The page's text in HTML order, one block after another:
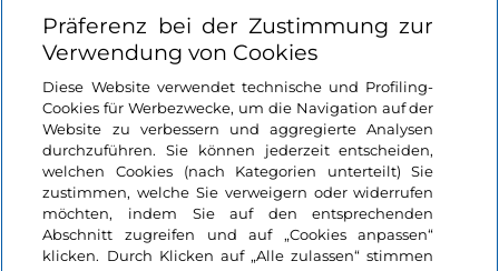
Nützliche Links
Login
Bleiben wir in Kontakt
Präferenz bei der Zustimmung zur
Verwendung von Cookies
Diese Website verwendet technische und Profiling-
Cookies für Werbezwecke, um die Navigation auf der
Website zu verbessern und aggregierte Analysen
durchzuführen. Sie können jederzeit entscheiden,
welchen Cookies (nach Kategorien unterteilt) Sie
zustimmen, welche Sie verweigern oder widerrufen
möchten, indem Sie auf den entsprechenden
Abschnitt zugreifen und auf „Cookies anpassen“
klicken. Durch Klicken auf „Alle zulassen“ stimmen